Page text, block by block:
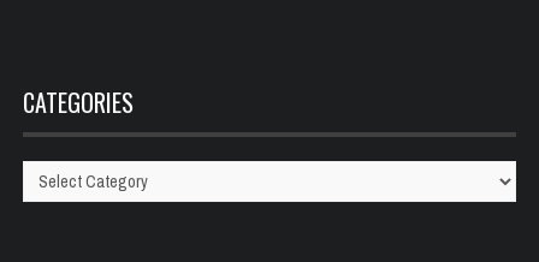
CATEGORIES
Categories